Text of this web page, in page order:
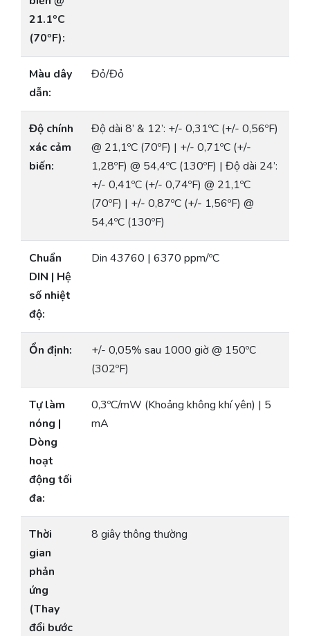
21.1ºC
(70ºF):
Màu dây
dẫn:
Đỏ/Đỏ
Độ chính
xác cảm
biến:
Độ dài 8’ & 12’: +/- 0,31ºC (+/- 0,56ºF)
@ 21,1ºC (70ºF) | +/- 0,71ºC (+/-
1,28ºF) @ 54,4ºC (130ºF) | Độ dài 24’:
+/- 0,41ºC (+/- 0,74ºF) @ 21,1ºC
(70ºF) | +/- 0,87ºC (+/- 1,56ºF) @
54,4ºC (130ºF)
Chuẩn
DIN | Hệ
số nhiệt
độ:
Din 43760 | 6370 ppm/ºC
Ổn định:
+/- 0,05% sau 1000 giờ @ 150ºC
(302ºF)
Tự làm
nóng |
Dòng
hoạt
động tối
đa:
0,3ºC/mW (Khoảng không khí yên) | 5
mA
Thời
gian
phản
ứng
(Thay
đổi bước
8 giây thông thường